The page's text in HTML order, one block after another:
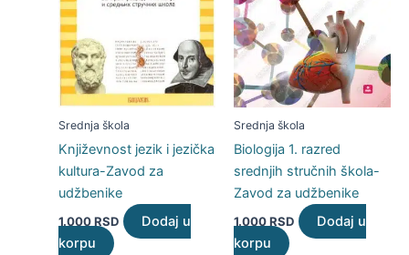
Srednja škola
Književnost jezik i jezička
kultura-Zavod za
udžbenike
1.000RSD
Dodaj u
korpu
Srednja škola
Biologija 1. razred
srednjih stručnih škola-
Zavod za udžbenike
1.000RSD
Dodaj u
korpu